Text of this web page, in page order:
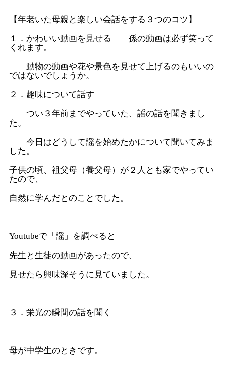
【年老いた母親と楽しい会話をする３つのコツ】
１．かわいい動画を見せる 孫の動画は必ず笑って
くれます。
動物の動画や花や景色を見せて上げるのもいいの
ではないでしょうか。
２．趣味について話す
つい３年前までやっていた、謡の話を聞きまし
た。
今日はどうして謡を始めたかについて聞いてみま
した。
子供の頃、祖父母（養父母）が２人とも家でやってい
たので、
自然に学んだとのことでした。
Youtubeで「謡」を調べると
先生と生徒の動画があったので、
見せたら興味深そうに見ていました。
３．栄光の瞬間の話を聞く
母が中学生のときです。